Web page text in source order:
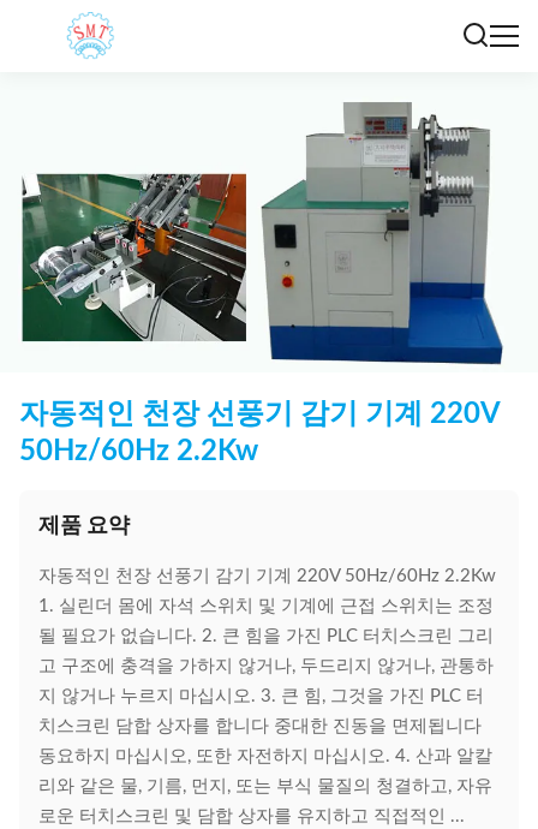
자동적인 천장 선풍기 감기 기계 220V
50Hz/60Hz 2.2Kw
제품 요약
자동적인 천장 선풍기 감기 기계 220V 50Hz/60Hz 2.2Kw
1. 실린더 몸에 자석 스위치 및 기계에 근접 스위치는 조정
될 필요가 없습니다. 2. 큰 힘을 가진 PLC 터치스크린 그리
고 구조에 충격을 가하지 않거나, 두드리지 않거나, 관통하
지 않거나 누르지 마십시오. 3. 큰 힘, 그것을 가진 PLC 터
치스크린 담합 상자를 합니다 중대한 진동을 면제됩니다
동요하지 마십시오, 또한 자전하지 마십시오. 4. 산과 알칼
리와 같은 물, 기름, 먼지, 또는 부식 물질의 청결하고, 자유
로운 터치스크린 및 담합 상자를 유지하고 직접적인 ...